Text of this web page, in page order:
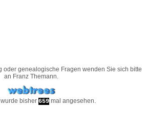
oder genealogische Fragen wenden Sie sich bitte
an Franz Themann.
bisher 659 mal angesehen.